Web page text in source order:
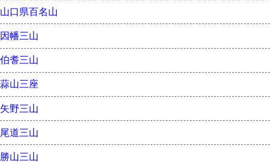
山口県百名山
因幡三山
伯耆三山
蒜山三座
矢野三山
尾道三山
勝山三山